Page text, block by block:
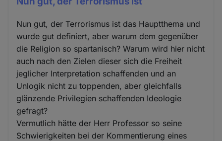
Nun gut, der Terrorismus ist das Hauptthema und
wurde gut definiert, aber warum dem gegenüber
die Religion so spartanisch? Warum wird hier nicht
auch nach den Zielen dieser sich die Freiheit
jeglicher Interpretation schaffenden und an
Unlogik nicht zu toppenden, aber gleichfalls
glänzende Privilegien schaffenden Ideologie
gefragt?
Vermutlich hätte der Herr Professor so seine
Schwierigkeiten bei der Kommentierung eines